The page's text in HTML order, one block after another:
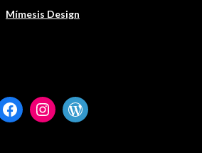
Mímesis Design
Facebook
InstagramWordPress